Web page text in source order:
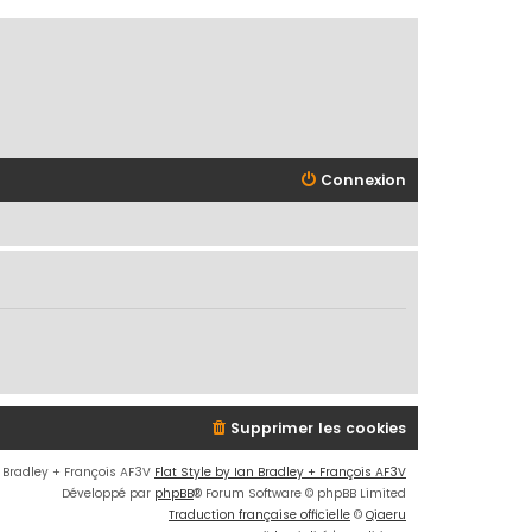
Connexion
Supprimer les cookies
+ François AF3V Flat Style by Ian Bradley + François AF3V
Développé par phpBB® Forum Software © phpBB Limited
Traduction française officielle © Qiaeru